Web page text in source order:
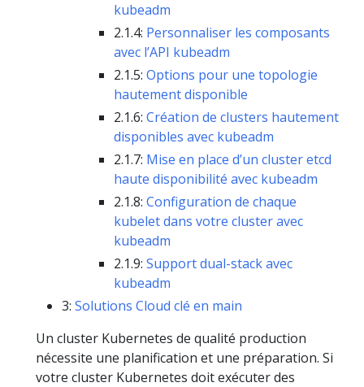
kubeadm
2.1.4: Personnaliser les composants
avec l’API kubeadm
2.1.5: Options pour une topologie
hautement disponible
2.1.6: Création de clusters hautement
disponibles avec kubeadm
2.1.7: Mise en place d’un cluster etcd
haute disponibilité avec kubeadm
2.1.8: Configuration de chaque
kubelet dans votre cluster avec
kubeadm
2.1.9: Support dual-stack avec
kubeadm
3: Solutions Cloud clé en main
Un cluster Kubernetes de qualité production
nécessite une planification et une préparation. Si
votre cluster Kubernetes doit exécuter des